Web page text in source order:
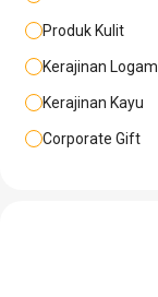
Produk Kulit
Kerajinan Logam
Kerajinan Kayu
Corporate Gift